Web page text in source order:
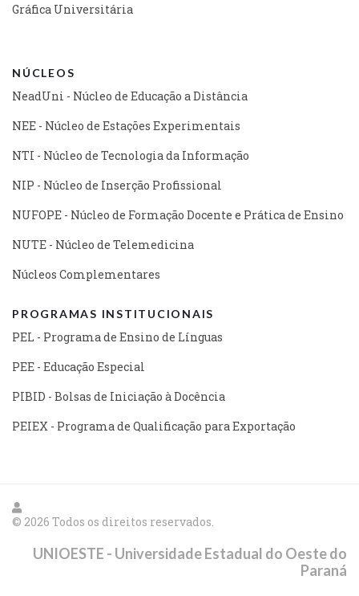
Gráfica Universitária
NÚCLEOS
NeadUni - Núcleo de Educação a Distância
NEE - Núcleo de Estações Experimentais
NTI - Núcleo de Tecnologia da Informação
NIP - Núcleo de Inserção Profissional
NUFOPE - Núcleo de Formação Docente e Prática de Ensino
NUTE - Núcleo de Telemedicina
Núcleos Complementares
PROGRAMAS INSTITUCIONAIS
PEL - Programa de Ensino de Línguas
PEE - Educação Especial
PIBID - Bolsas de Iniciação à Docência
PEIEX - Programa de Qualificação para Exportação
© 2026 Todos os direitos reservados.
UNIOESTE - Universidade Estadual do Oeste do
Paraná